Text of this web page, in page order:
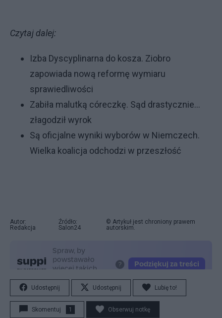
Czytaj dalej:
Izba Dyscyplinarna do kosza. Ziobro
zapowiada nową reformę wymiaru
sprawiedliwości
Zabiła malutką córeczkę. Sąd drastycznie...
złagodził wyrok
Są oficjalne wyniki wyborów w Niemczech.
Wielka koalicja odchodzi w przeszłość
Autor:
Redakcja
Źródło:
Salon24
© Artykuł jest chroniony prawem
autorskim.
Udostępnij Udostępnij Lubię to!
Skomentuj 1 Obserwuj notkę